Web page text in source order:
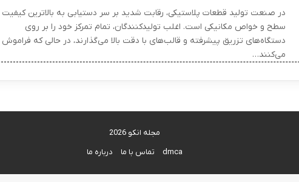
در صنعت تولید قطعات پلاستیکی، رقابت شدید بر سر دستیابی به بالاترین کیفیت
سطح و خواص مکانیکی است. اغلب تولیدکنندگان، تمام تمرکز خود را بر روی
دستگاه‌های تزریق پیشرفته و قالب‌های با دقت بالا می‌گذارند، در حالی که فراموش
می‌کنند…
مجله انکو 2026
dmca
تماس با ما درباره ما